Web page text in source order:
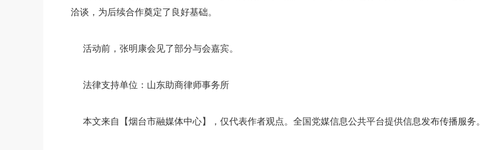
洽谈，为后续合作奠定了良好基础。
活动前，张明康会见了部分与会嘉宾。
法律支持单位：山东助商律师事务所
本文来自【烟台市融媒体中心】，仅代表作者观点。全国党媒信息公共平台提供信息发布传播服务。